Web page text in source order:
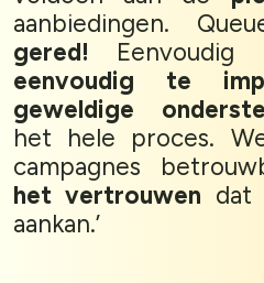
aanbiedingen.
gered!
eenvoudig te
geweldige
het hele proces.
campagnes
het vertrouwen dat
aankan.’